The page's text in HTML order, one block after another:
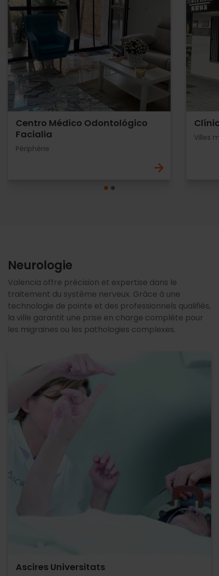
Centro Médico Odontológico
Facialia
Périphérie
Villes
Neurologie
Valencia offre précision et expertise dans le
traitement du système nerveux. Grâce à une
technologie de pointe et des professionnels qualifiés,
la ville garantit une prise en charge complète pour
les migraines ou les pathologies complexes.
Ascires Universitats